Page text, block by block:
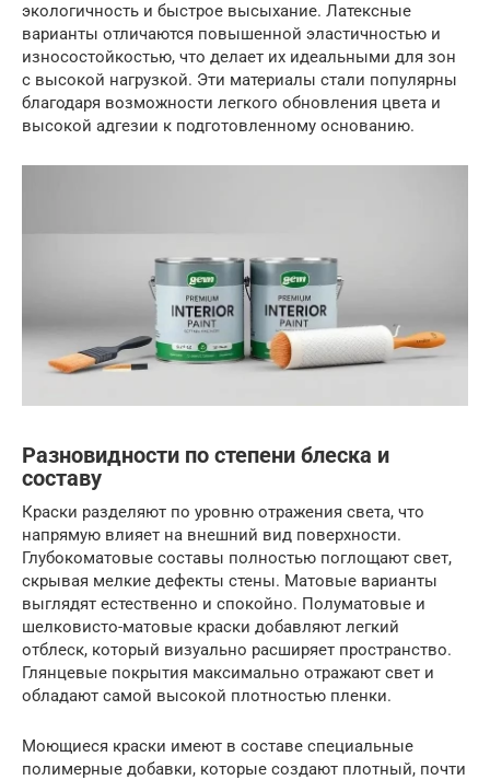
экологичность и быстрое высыхание. Латексные
варианты отличаются повышенной эластичностью и
износостойкостью, что делает их идеальными для зон
с высокой нагрузкой. Эти материалы стали популярны
благодаря возможности легкого обновления цвета и
высокой адгезии к подготовленному основанию.
Разновидности по степени блеска и
составу
Краски разделяют по уровню отражения света, что
напрямую влияет на внешний вид поверхности.
Глубокоматовые составы полностью поглощают свет,
скрывая мелкие дефекты стены. Матовые варианты
выглядят естественно и спокойно. Полуматовые и
шелковисто-матовые краски добавляют легкий
отблеск, который визуально расширяет пространство.
Глянцевые покрытия максимально отражают свет и
обладают самой высокой плотностью пленки.
Моющиеся краски имеют в составе специальные
полимерные добавки, которые создают плотный, почти